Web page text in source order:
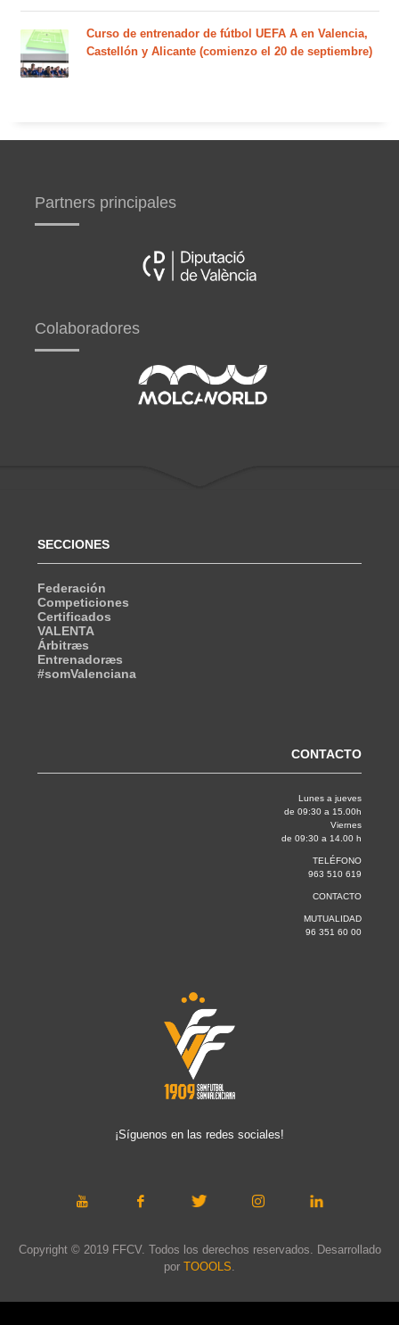
Curso de entrenador de fútbol UEFA A en Valencia,
Castellón y Alicante (comienzo el 20 de septiembre)
Partners principales
Colaboradores
SECCIONES
Federación
Competiciones
Certificados
VALENTA
Árbitræs
Entrenadoræs
#somValenciana
CONTACTO
Lunes a jueves
de 09:30 a 15.00h
Viernes
de 09:30 a 14.00 h
TELÉFONO
963 510 619
CONTACTO
MUTUALIDAD
96 351 60 00
¡Síguenos en las redes sociales!
Copyright © 2019 FFCV. Todos los derechos reservados. Desarrollado
por TOOOLS.